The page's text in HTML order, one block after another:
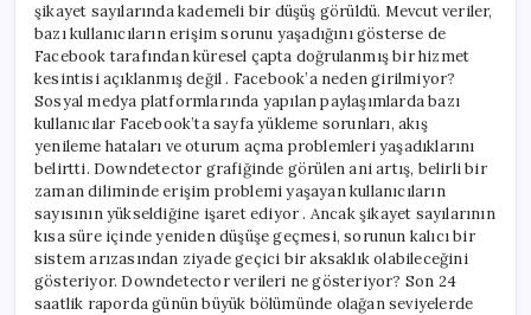
şikayet sayılarında kademeli bir düşüş görüldü. Mevcut veriler,
bazı kullanıcıların erişim sorunu yaşadığını gösterse de
Facebook tarafından küresel çapta doğrulanmış bir hizmet
kesintisi açıklanmış değil . Facebook’a neden girilmiyor?
Sosyal medya platformlarında yapılan paylaşımlarda bazı
kullanıcılar Facebook’ta sayfa yükleme sorunları, akış
yenileme hataları ve oturum açma problemleri yaşadıklarını
belirtti. Downdetector grafiğinde görülen ani artış, belirli bir
zaman diliminde erişim problemi yaşayan kullanıcıların
sayısının yükseldiğine işaret ediyor . Ancak şikayet sayılarının
kısa süre içinde yeniden düşüşe geçmesi, sorunun kalıcı bir
sistem arızasından ziyade geçici bir aksaklık olabileceğini
gösteriyor. Downdetector verileri ne gösteriyor? Son 24
saatlik raporda günün büyük bölümünde olağan seviyelerde